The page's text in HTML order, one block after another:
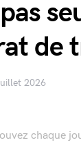
de
2026
chaque